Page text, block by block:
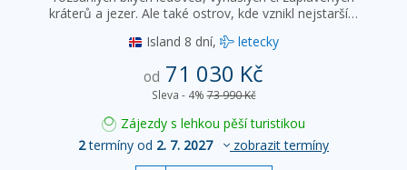
kráterů a jezer. Ale také ostrov, kde vznikl nejstarší…
Island 8 dní, letecky
od 71 030 Kč
Sleva - 4% 73 990 Kč
Zájezdy s lehkou pěší turistikou
2termíny od 2. 7. 2027 zobrazit termíny